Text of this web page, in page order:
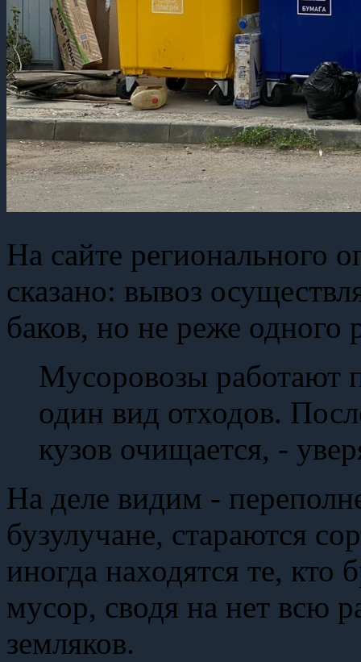
На сайте регионального
сказано: вывоз
баков, но не реже одного
Мусоровозы работают
один вид отходов.
кузов очищается, -
На деле видим -
бузулучане, стараются
иногда находятся те, кто
мусор, сводя на нет всю
земляков.